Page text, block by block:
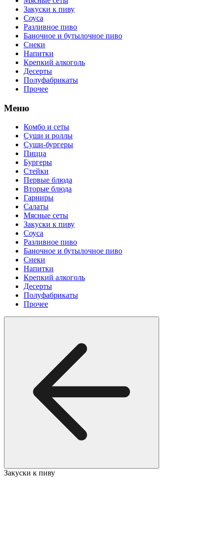
Закуски к пиву
Соуса
Разливное пиво
Баночное и бутылочное пиво
Снеки
Напитки
Крепкий алкоголь
Десерты
Полуфабрикаты
Прочее
Меню
Комбо и сеты
Суши и роллы
Суши-бургеры
Пицца
Бургеры
Стейки
Первые блюда
Вторые блюда
Гарниры
Салаты
Мясные сеты
Закуски к пиву
Соуса
Разливное пиво
Баночное и бутылочное пиво
Снеки
Напитки
Крепкий алкоголь
Десерты
Полуфабрикаты
Прочее
Закуски к пиву